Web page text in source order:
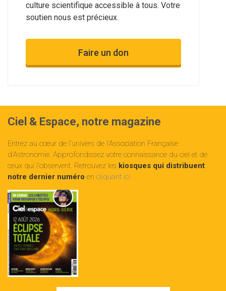
culture scientifique accessible à tous. Votre
soutien nous est précieux.
Faire un don
Ciel & Espace, notre magazine
Entrez au cœur de l'univers de l'Association Française
d'Astronomie. Approfondissez votre connaissance du ciel et de
ceux qui l'observent. Retrouvez les kiosques qui distribuent
notre dernier numéro en cliquant ici